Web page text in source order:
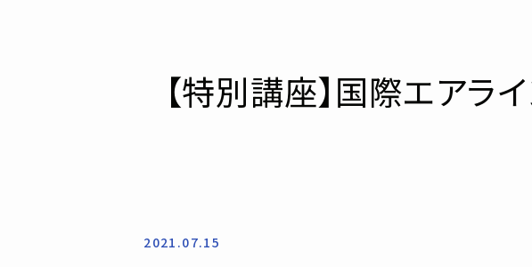
【特別講座】国際エアラ
2021.07.15